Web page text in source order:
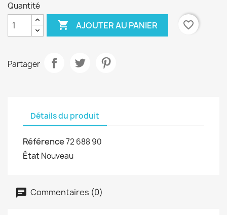
Quantité
 AJOUTER AU PANIER favorite_border
Partager
Détails du produit
Référence72 688 90
ÉtatNouveau
Commentaires (0)